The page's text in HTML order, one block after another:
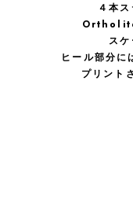
４本
スケ
ヒール部分
プリント